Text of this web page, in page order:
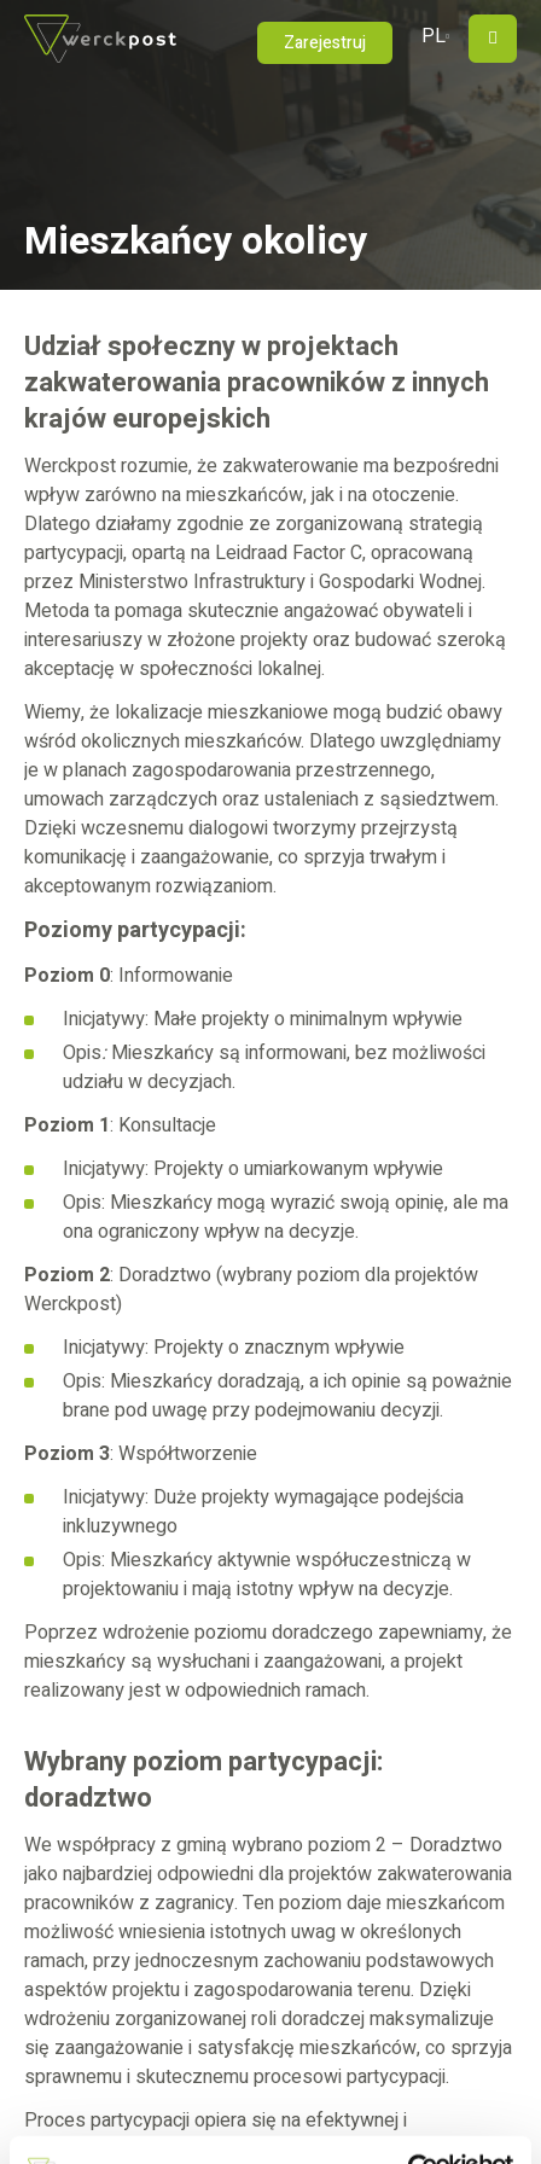
Zarejestruj PL
Mieszkańcy okolicy
Udział społeczny w projektach
zakwaterowania pracowników z innych
krajów europejskich
Werckpost rozumie, że zakwaterowanie ma bezpośredni
wpływ zarówno na mieszkańców, jak i na otoczenie.
Dlatego działamy zgodnie ze zorganizowaną strategią
partycypacji, opartą na Leidraad Factor C, opracowaną
przez Ministerstwo Infrastruktury i Gospodarki Wodnej.
Metoda ta pomaga skutecznie angażować obywateli i
interesariuszy w złożone projekty oraz budować szeroką
akceptację w społeczności lokalnej.
Wiemy, że lokalizacje mieszkaniowe mogą budzić obawy
wśród okolicznych mieszkańców. Dlatego uwzględniamy
je w planach zagospodarowania przestrzennego,
umowach zarządczych oraz ustaleniach z sąsiedztwem.
Dzięki wczesnemu dialogowi tworzymy przejrzystą
komunikację i zaangażowanie, co sprzyja trwałym i
akceptowanym rozwiązaniom.
Poziomy partycypacji:
Poziom 0: Informowanie
Inicjatywy: Małe projekty o minimalnym wpływie
Opis:Mieszkańcy są informowani, bez możliwości
udziału w decyzjach.
Poziom 1: Konsultacje
Inicjatywy: Projekty o umiarkowanym wpływie
Opis: Mieszkańcy mogą wyrazić swoją opinię, ale ma
ona ograniczony wpływ na decyzje.
Poziom 2: Doradztwo (wybrany poziom dla projektów
Werckpost)
Inicjatywy: Projekty o znacznym wpływie
Opis: Mieszkańcy doradzają, a ich opinie są poważnie
brane pod uwagę przy podejmowaniu decyzji.
Poziom 3: Współtworzenie
Inicjatywy: Duże projekty wymagające podejścia
inkluzywnego
Opis: Mieszkańcy aktywnie współuczestniczą w
projektowaniu i mają istotny wpływ na decyzje.
Poprzez wdrożenie poziomu doradczego zapewniamy, że
mieszkańcy są wysłuchani i zaangażowani, a projekt
realizowany jest w odpowiednich ramach.
Wybrany poziom partycypacji:
doradztwo
We współpracy z gminą wybrano poziom 2 – Doradztwo
jako najbardziej odpowiedni dla projektów zakwaterowania
pracowników z zagranicy. Ten poziom daje mieszkańcom
możliwość wniesienia istotnych uwag w określonych
ramach, przy jednoczesnym zachowaniu podstawowych
aspektów projektu i zagospodarowania terenu. Dzięki
wdrożeniu zorganizowanej roli doradczej maksymalizuje
się zaangażowanie i satysfakcję mieszkańców, co sprzyja
sprawnemu i skutecznemu procesowi partycypacji.
Proces partycypacji opiera się na efektywnej i
zaangażowanej współpracy, w której głos mieszkańców